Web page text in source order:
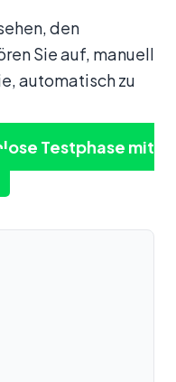
den
Sie auf, manuell
automatisch zu
Testphase mit